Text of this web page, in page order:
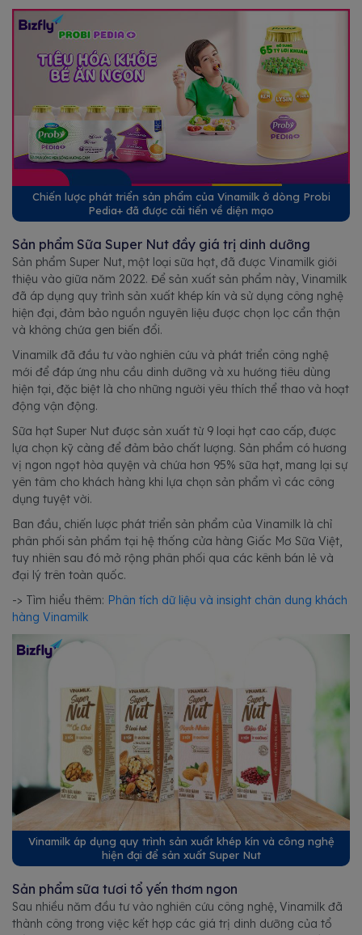
Chiến lược phát triển sản phẩm của Vinamilk ở dòng Probi
Pedia+ đã được cải tiến về diện mạo
Sản phẩm Sữa Super Nut đầy giá trị dinh dưỡng
Sản phẩm Super Nut, một loại sữa hạt, đã được Vinamilk giới
thiệu vào giữa năm 2022. Để sản xuất sản phẩm này, Vinamilk
đã áp dụng quy trình sản xuất khép kín và sử dụng công nghệ
hiện đại, đảm bảo nguồn nguyên liệu được chọn lọc cẩn thận
và không chứa gen biến đổi.
Vinamilk đã đầu tư vào nghiên cứu và phát triển công nghệ
mới để đáp ứng nhu cầu dinh dưỡng và xu hướng tiêu dùng
hiện tại, đặc biệt là cho những người yêu thích thể thao và hoạt
động vận động.
Sữa hạt Super Nut được sản xuất từ 9 loại hạt cao cấp, được
lựa chọn kỹ càng để đảm bảo chất lượng. Sản phẩm có hương
vị ngon ngọt hòa quyện và chứa hơn 95% sữa hạt, mang lại sự
yên tâm cho khách hàng khi lựa chọn sản phẩm vì các công
dụng tuyệt vời.
Ban đầu, chiến lược phát triển sản phẩm của Vinamilk là chỉ
phân phối sản phẩm tại hệ thống cửa hàng Giấc Mơ Sữa Việt,
tuy nhiên sau đó mở rộng phân phối qua các kênh bán lẻ và
đại lý trên toàn quốc.
-> Tìm hiểu thêm: Phân tích dữ liệu và insight chân dung khách
hàng Vinamilk
Vinamilk áp dụng quy trình sản xuất khép kín và công nghệ
hiện đại để sản xuất Super Nut
Sản phẩm sữa tươi tổ yến thơm ngon
Sau nhiều năm đầu tư vào nghiên cứu công nghệ, Vinamilk đã
thành công trong việc kết hợp các giá trị dinh dưỡng của tổ